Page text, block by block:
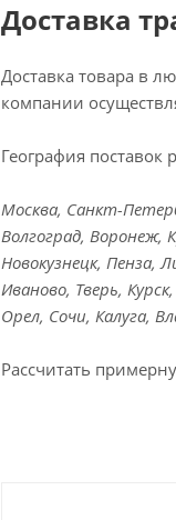
Доставка
Доставка товара в
компании
География поставок
Москва, Санкт-
Волгоград, Воронеж,
Новокузнецк, Пенза,
Иваново, Тверь,
Орел, Сочи, Калуга,
Рассчитать